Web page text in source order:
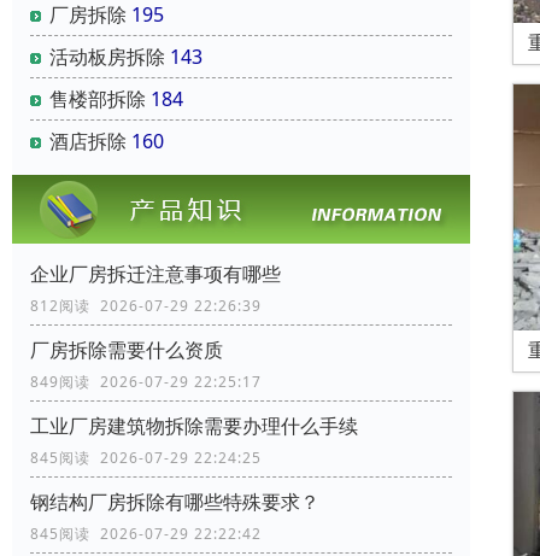
厂房拆除 195
活动板房拆除 143
售楼部拆除 184
酒店拆除 160
企业厂房拆迁注意事项有哪些
812阅读 2026-07-29 22:26:39
厂房拆除需要什么资质
849阅读 2026-07-29 22:25:17
工业厂房建筑物拆除需要办理什么手续
845阅读 2026-07-29 22:24:25
钢结构厂房拆除有哪些特殊要求？
845阅读 2026-07-29 22:22:42